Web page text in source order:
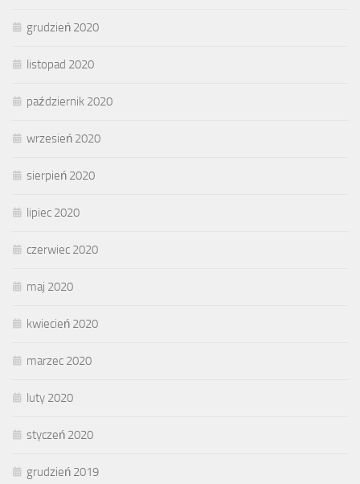
grudzień 2020
listopad 2020
październik 2020
wrzesień 2020
sierpień 2020
lipiec 2020
czerwiec 2020
maj 2020
kwiecień 2020
marzec 2020
luty 2020
styczeń 2020
grudzień 2019